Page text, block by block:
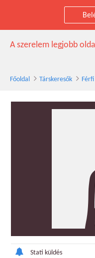
Copy.cs
A szerelem legjobb
Főoldal Társkeresők Férfi
Stati küldés